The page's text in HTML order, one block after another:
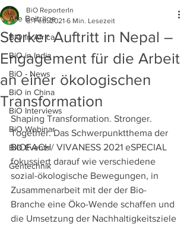
Alle Beiträge
BiO in Africa
BiO in India
BiO - News
BiO in China
BiO Interviews
BiO Webinar
BiO Events
Gentechnik
Starker Auftritt in Nepal –
Engagement für die Arbeit
an einer ökologischen
Transformation
BiO ReporterIn
8. Feb. 2021 6 Min. Lesezeit
Shaping Transformation. Stronger.
Together. Das Schwerpunktthema der
BIOFACH/ VIVANESS 2021 eSPECIAL
fokussiert darauf wie verschiedene
sozial-ökologische Bewegungen, in
Zusammenarbeit mit der der Bio-
Branche eine Öko-Wende schaffen und
die Umsetzung der Nachhaltigkeitsziele